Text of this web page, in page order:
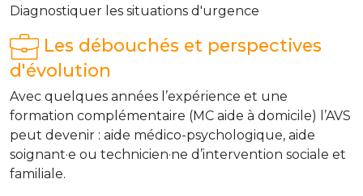
Diagnostiquer les situations d'urgence
Les débouchés et perspectives
d'évolution
Avec quelques années l’expérience et une
formation complémentaire (MC aide à domicile) l’AVS
peut devenir : aide médico-psychologique, aide
soignant·e ou technicien·ne d’intervention sociale et
familiale.